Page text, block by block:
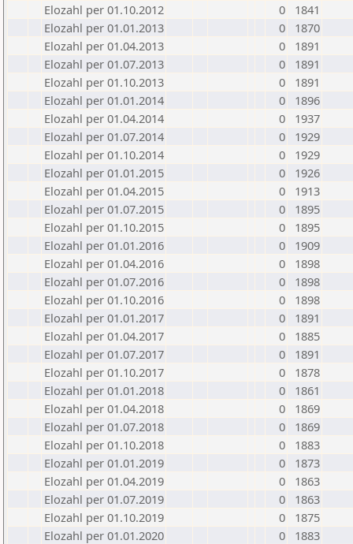
Elozahl per 01.10.2012
0
1841
Elozahl per 01.01.2013
0
1870
Elozahl per 01.04.2013
0
1891
Elozahl per 01.07.2013
0
1891
Elozahl per 01.10.2013
0
1891
Elozahl per 01.01.2014
0
1896
Elozahl per 01.04.2014
0
1937
Elozahl per 01.07.2014
0
1929
Elozahl per 01.10.2014
0
1929
Elozahl per 01.01.2015
0
1926
Elozahl per 01.04.2015
0
1913
Elozahl per 01.07.2015
0
1895
Elozahl per 01.10.2015
0
1895
Elozahl per 01.01.2016
0
1909
Elozahl per 01.04.2016
0
1898
Elozahl per 01.07.2016
0
1898
Elozahl per 01.10.2016
0
1898
Elozahl per 01.01.2017
0
1891
Elozahl per 01.04.2017
0
1885
Elozahl per 01.07.2017
0
1891
Elozahl per 01.10.2017
0
1878
Elozahl per 01.01.2018
0
1861
Elozahl per 01.04.2018
0
1869
Elozahl per 01.07.2018
0
1869
Elozahl per 01.10.2018
0
1883
Elozahl per 01.01.2019
0
1873
Elozahl per 01.04.2019
0
1863
Elozahl per 01.07.2019
0
1863
Elozahl per 01.10.2019
0
1875
Elozahl per 01.01.2020
0
1883